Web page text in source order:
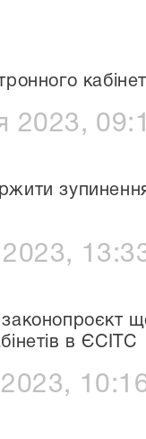
2023,
в ЄСІТС